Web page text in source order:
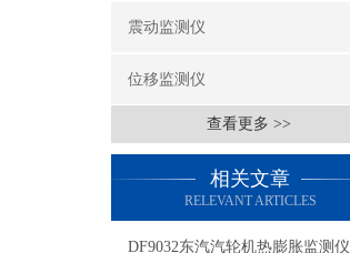
震动监测仪
位移监测仪
查看更多 >>
相关文章
RELEVANT ARTICLES
DF9032东汽汽轮机热膨胀监测仪